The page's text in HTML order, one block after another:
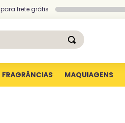
para frete grátis
FRAGRÂNCIAS MAQUIAGENS